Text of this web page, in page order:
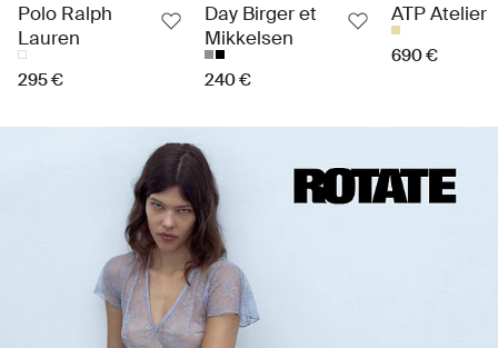
Polo Ralph
Lauren
295 €
Day Birger et
Mikkelsen
240 €
ATP Atelier
690 €